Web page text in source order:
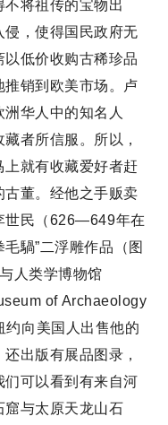
将祖传的宝物出
，使得国民政府无
低价收购古稀珍品
销到欧美市场。卢
华人中的知名人
者所信服。所以，
就有收藏爱好者赶
董。经他之手贩卖
世民（626—649年在
騧”二浮雕作品（图
人类学博物馆
of Archaeology
向美国人出售他的
出版有展品图录，
可以看到有来自河
窟与太原天龙山石